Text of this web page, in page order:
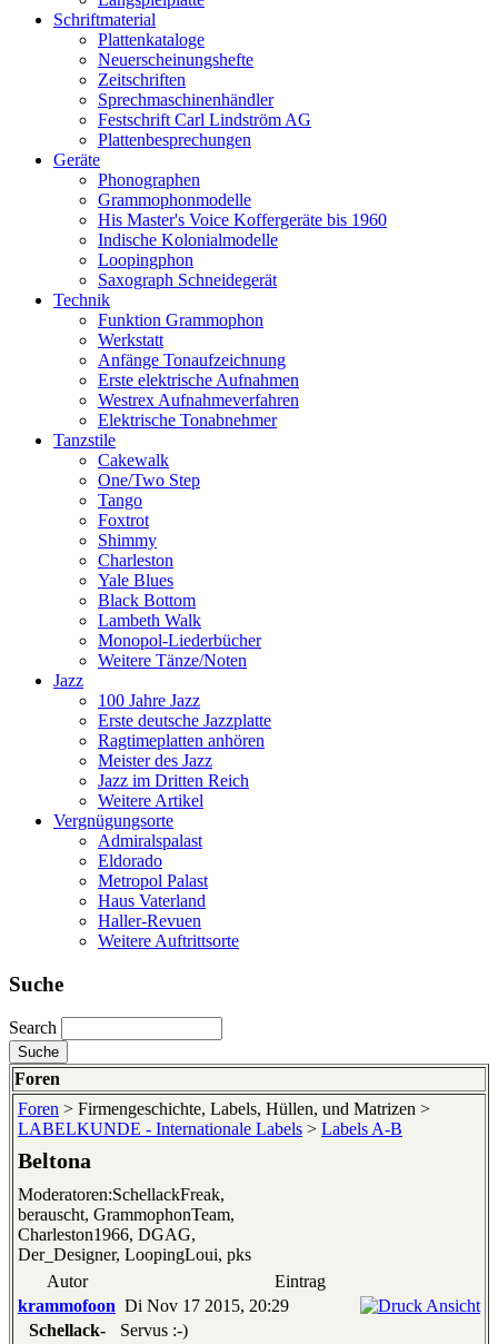
Schriftmaterial
Plattenkataloge
Neuerscheinungshefte
Zeitschriften
Sprechmaschinenhändler
Festschrift Carl Lindström AG
Plattenbesprechungen
Geräte
Phonographen
Grammophonmodelle
His Master's Voice Koffergeräte bis 1960
Indische Kolonialmodelle
Loopingphon
Saxograph Schneidegerät
Technik
Funktion Grammophon
Werkstatt
Anfänge Tonaufzeichnung
Erste elektrische Aufnahmen
Westrex Aufnahmeverfahren
Elektrische Tonabnehmer
Tanzstile
Cakewalk
One/Two Step
Tango
Foxtrot
Shimmy
Charleston
Yale Blues
Black Bottom
Lambeth Walk
Monopol-Liederbücher
Weitere Tänze/Noten
Jazz
100 Jahre Jazz
Erste deutsche Jazzplatte
Ragtimeplatten anhören
Meister des Jazz
Jazz im Dritten Reich
Weitere Artikel
Vergnügungsorte
Admiralspalast
Eldorado
Metropol Palast
Haus Vaterland
Haller-Revuen
Weitere Auftrittsorte
Suche
Search
Foren
Foren > Firmengeschichte, Labels, Hüllen, und Matrizen >
LABELKUNDE - Internationale Labels > Labels A-B
Beltona
Moderatoren:SchellackFreak,
berauscht, GrammophonTeam,
Charleston1966, DGAG,
Der_Designer, LoopingLoui, pks
Autor
Eintrag
krammofoon Di Nov 17 2015, 20:29
Schellack-
Servus :-)